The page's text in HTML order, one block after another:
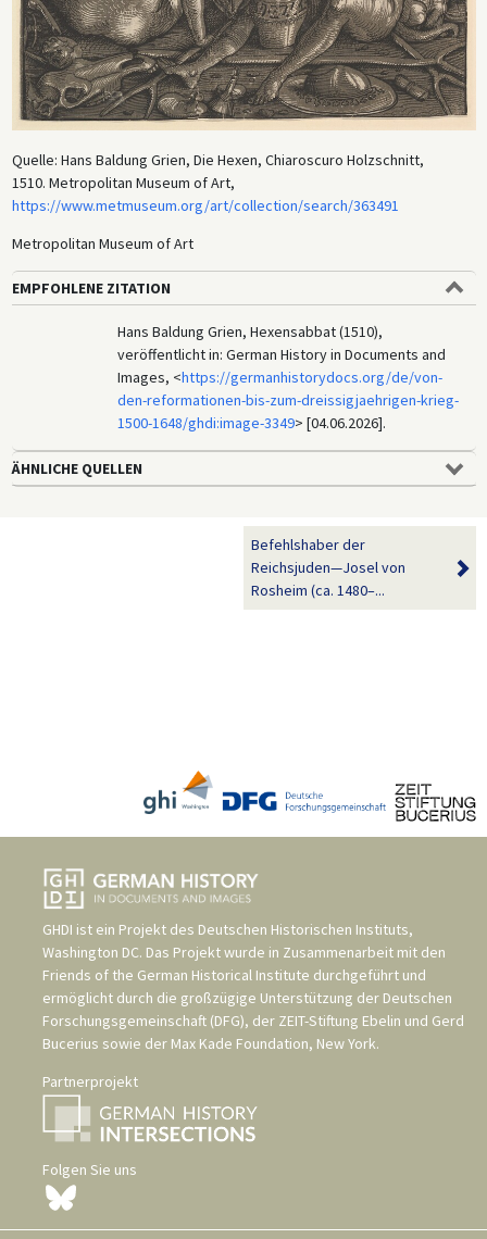
Quelle: Hans Baldung Grien, Die Hexen, Chiaroscuro Holzschnitt,
1510. Metropolitan Museum of Art,
https://www.metmuseum.org/art/collection/search/363491
Metropolitan Museum of Art
EMPFOHLENE ZITATION
Hans Baldung Grien, Hexensabbat (1510),
veröffentlicht in: German History in Documents and
Images, <https://germanhistorydocs.org/de/von-
den-reformationen-bis-zum-dreissigjaehrigen-krieg-
1500-1648/ghdi:image-3349> [04.06.2026].
ÄHNLICHE QUELLEN
Befehlshaber der
Reichsjuden—Josel von
Rosheim (ca. 1480–...
GHDI ist ein Projekt des Deutschen Historischen Instituts,
Washington DC. Das Projekt wurde in Zusammenarbeit mit den
Friends of the German Historical Institute durchgeführt und
ermöglicht durch die großzügige Unterstützung der Deutschen
Forschungsgemeinschaft (DFG), der ZEIT-Stiftung Ebelin und Gerd
Bucerius sowie der Max Kade Foundation, New York.
Partnerprojekt
Folgen Sie uns